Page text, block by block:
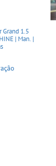
Grand 1.5
| Man. |